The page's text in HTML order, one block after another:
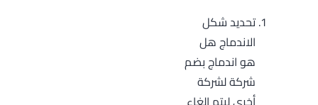
تحديد شكل
الاندماج هل
هو اندماج بضم
شركة لشركة